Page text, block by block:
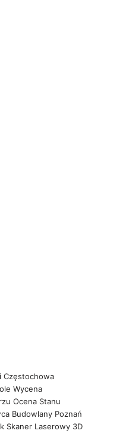
Częstochowa
Wycena
Ocena Stanu
Budowlany Poznań
Skaner Laserowy 3D